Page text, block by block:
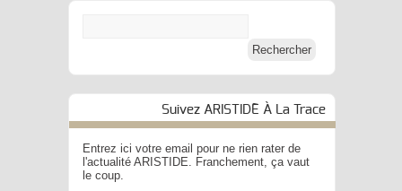
Suivez ARISTIDE À La Trace
Entrez ici votre email pour ne rien rater de
l'actualité ARISTIDE. Franchement, ça vaut
le coup.